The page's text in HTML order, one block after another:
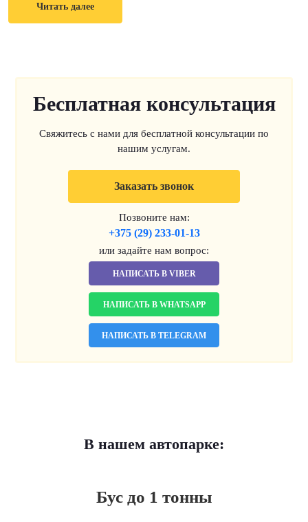
Читать далее
Бесплатная консультация
Свяжитесь с нами для бесплатной консультации по
нашим услугам.
Заказать звонок
Позвоните нам:
+375 (29) 233-01-13
или задайте нам вопрос:
НАПИСАТЬ В VIBER
НАПИСАТЬ В WHATSAPP
НАПИСАТЬ В TELEGRAM
В нашем автопарке:
Бус до 1 тонны